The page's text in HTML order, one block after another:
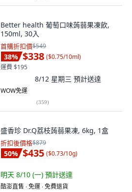
Better health 葡萄口味蒟蒻果凍飲,
150ml, 30入
首購折扣價$549
38% $338 ($0.75/10ml)
運費 $195
8/12 星期三 預計送達
WOW免運
(359)
盛香珍 Dr.Q荔枝蒟蒻果凍, 6kg, 1盒
折扣後價格$879
50% $435 ($0.73/10g)
明天 8/10 (一) 預計送達
酷澎直售 ∙ 免運 ∙ 免費退貨